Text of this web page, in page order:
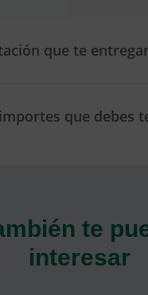
que te
que debes
te
interesar